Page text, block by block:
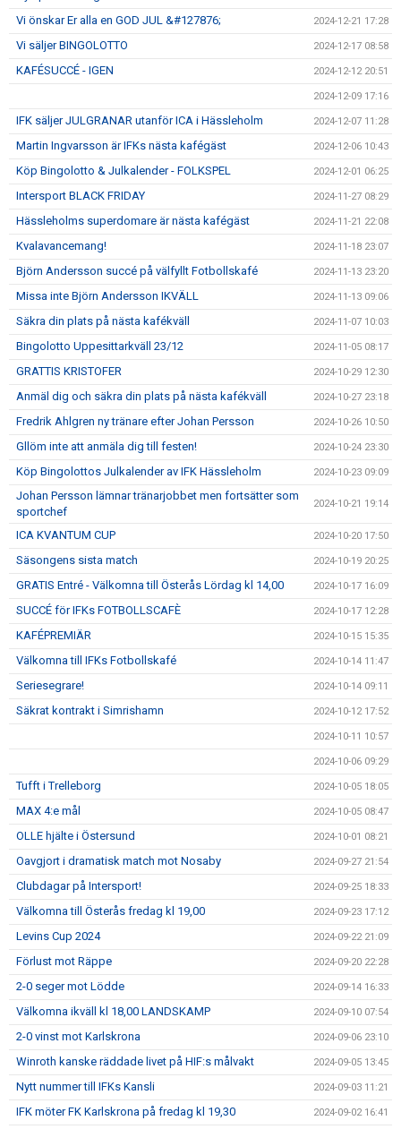
Vi önskar Er alla en GOD JUL &#127876; 2024-12-21 17:28
Vi säljer BINGOLOTTO 2024-12-17 08:58
KAFÉSUCCÉ - IGEN 2024-12-12 20:51
2024-12-09 17:16
IFK säljer JULGRANAR utanför ICA i Hässleholm 2024-12-07 11:28
Martin Ingvarsson är IFKs nästa kafégäst 2024-12-06 10:43
Köp Bingolotto & Julkalender - FOLKSPEL 2024-12-01 06:25
Intersport BLACK FRIDAY 2024-11-27 08:29
Hässleholms superdomare är nästa kafégäst 2024-11-21 22:08
Kvalavancemang! 2024-11-18 23:07
Björn Andersson succé på välfyllt Fotbollskafé 2024-11-13 23:20
Missa inte Björn Andersson IKVÄLL 2024-11-13 09:06
Säkra din plats på nästa kafékväll 2024-11-07 10:03
Bingolotto Uppesittarkväll 23/12 2024-11-05 08:17
GRATTIS KRISTOFER 2024-10-29 12:30
Anmäl dig och säkra din plats på nästa kafékväll 2024-10-27 23:18
Fredrik Ahlgren ny tränare efter Johan Persson 2024-10-26 10:50
Gllöm inte att anmäla dig till festen! 2024-10-24 23:30
Köp Bingolottos Julkalender av IFK Hässleholm 2024-10-23 09:09
Johan Persson lämnar tränarjobbet men fortsätter som
sportchef
2024-10-21 19:14
ICA KVANTUM CUP 2024-10-20 17:50
Säsongens sista match 2024-10-19 20:25
GRATIS Entré - Välkomna till Österås Lördag kl 14,00 2024-10-17 16:09
SUCCÉ för IFKs FOTBOLLSCAFÈ 2024-10-17 12:28
KAFÉPREMIÄR 2024-10-15 15:35
Välkomna till IFKs Fotbollskafé 2024-10-14 11:47
Seriesegrare! 2024-10-14 09:11
Säkrat kontrakt i Simrishamn 2024-10-12 17:52
2024-10-11 10:57
2024-10-06 09:29
Tufft i Trelleborg 2024-10-05 18:05
MAX 4:e mål 2024-10-05 08:47
OLLE hjälte i Östersund 2024-10-01 08:21
Oavgjort i dramatisk match mot Nosaby 2024-09-27 21:54
Clubdagar på Intersport! 2024-09-25 18:33
Välkomna till Österås fredag kl 19,00 2024-09-23 17:12
Levins Cup 2024 2024-09-22 21:09
Förlust mot Räppe 2024-09-20 22:28
2-0 seger mot Lödde 2024-09-14 16:33
Välkomna ikväll kl 18,00 LANDSKAMP 2024-09-10 07:54
2-0 vinst mot Karlskrona 2024-09-06 23:10
Winroth kanske räddade livet på HIF:s målvakt 2024-09-05 13:45
Nytt nummer till IFKs Kansli 2024-09-03 11:21
IFK möter FK Karlskrona på fredag kl 19,30 2024-09-02 16:41